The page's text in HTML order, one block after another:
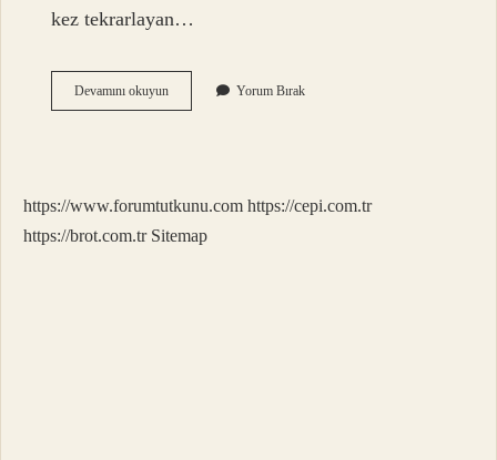
kez tekrarlayan…
Devamını okuyunAsiviral
Ağız
Yorum Bırak
https://www.forumtutkunu.com https://cepi.com.tr
https://brot.com.tr Sitemap